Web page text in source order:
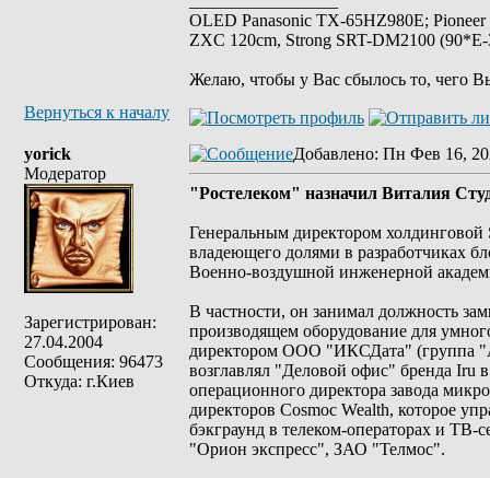
OLED Panasonic TX-65HZ980E;
ZXC 120cm, Strong SRT-DM2100
Желаю, чтобы у Вас сбылось то, чего
Вернуться к началу
yorick
Модератор
Зарегистрирован:
27.04.2004
Сообщения: 96473
Откуда: г.Киев
Добавлено: Пн Фев 16,
"Ростелеком" назначил Виталия
Генеральным директором
владеющего долями в разработчиках
Военно-воздушной инженерной
В частности, он занимал должность
производящем оборудование для
директором ООО "ИКСДата" (группа
возглавлял "Деловой офис" бренда Iru
операционного директора завода
директоров Cosmoc Wealth, которое
бэкграунд в телеком-операторах и
"Орион экспресс", ЗАО "Телмос".